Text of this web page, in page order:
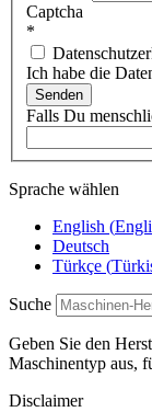
Captcha
*
Ich habe die
Senden
Falls Du
Sprache wählen
English (
Deutsch
Türkçe (
Suche
Geben Sie den
Maschinentyp aus,
Disclaimer